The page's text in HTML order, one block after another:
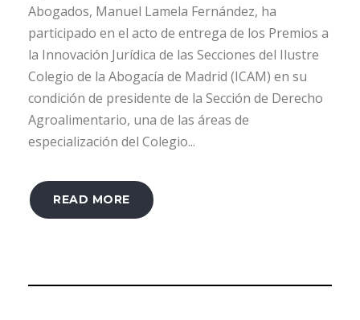
Abogados, Manuel Lamela Fernández, ha
participado en el acto de entrega de los Premios a
la Innovación Jurídica de las Secciones del Ilustre
Colegio de la Abogacía de Madrid (ICAM) en su
condición de presidente de la Sección de Derecho
Agroalimentario, una de las áreas de
especialización del Colegio...
READ MORE